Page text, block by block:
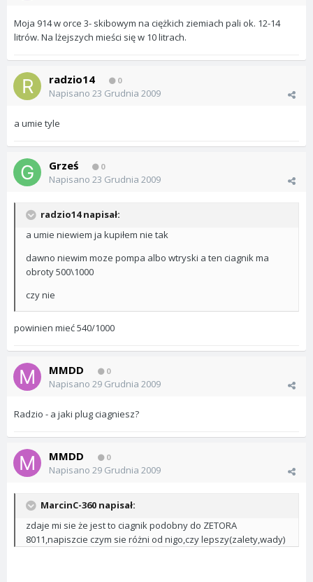
Moja 914 w orce 3- skibowym na ciężkich ziemiach pali ok. 12-14
litrów. Na lżejszych mieści się w 10 litrach.
radzio14 0
Napisano 23 Grudnia 2009
a umie tyle
Grześ 0
Napisano 23 Grudnia 2009
radzio14 napisał:
a umie niewiem ja kupiłem nie tak
dawno niewim moze pompa albo wtryski a ten ciagnik ma
obroty 500\1000
czy nie
powinien mieć 540/1000
MMDD 0
Napisano 29 Grudnia 2009
Radzio - a jaki plug ciagniesz?
MMDD 0
Napisano 29 Grudnia 2009
MarcinC-360 napisał:
zdaje mi sie że jest to ciagnik podobny do ZETORA
8011,napiszcie czym sie różni od nigo,czy lepszy(zalety,wady)